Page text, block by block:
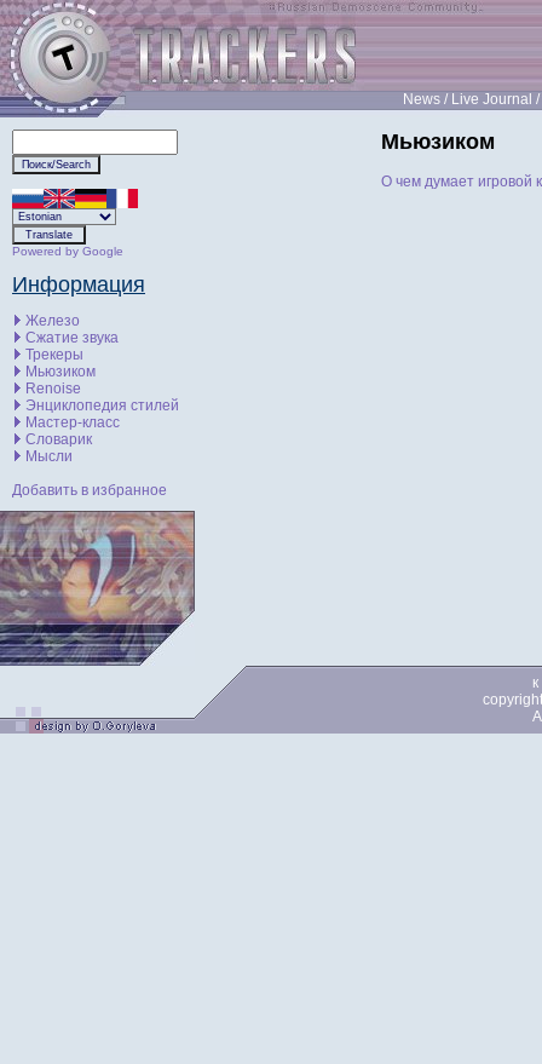
News / Live Journal /
Powered by Google
Информация
Железо
Сжатие звука
Трекеры
Мьюзиком
Renoise
Энциклопедия стилей
Мастер-класс
Словарик
Мысли
Добавить в избранное
Мьюзиком
О чем думает игровой
copyright